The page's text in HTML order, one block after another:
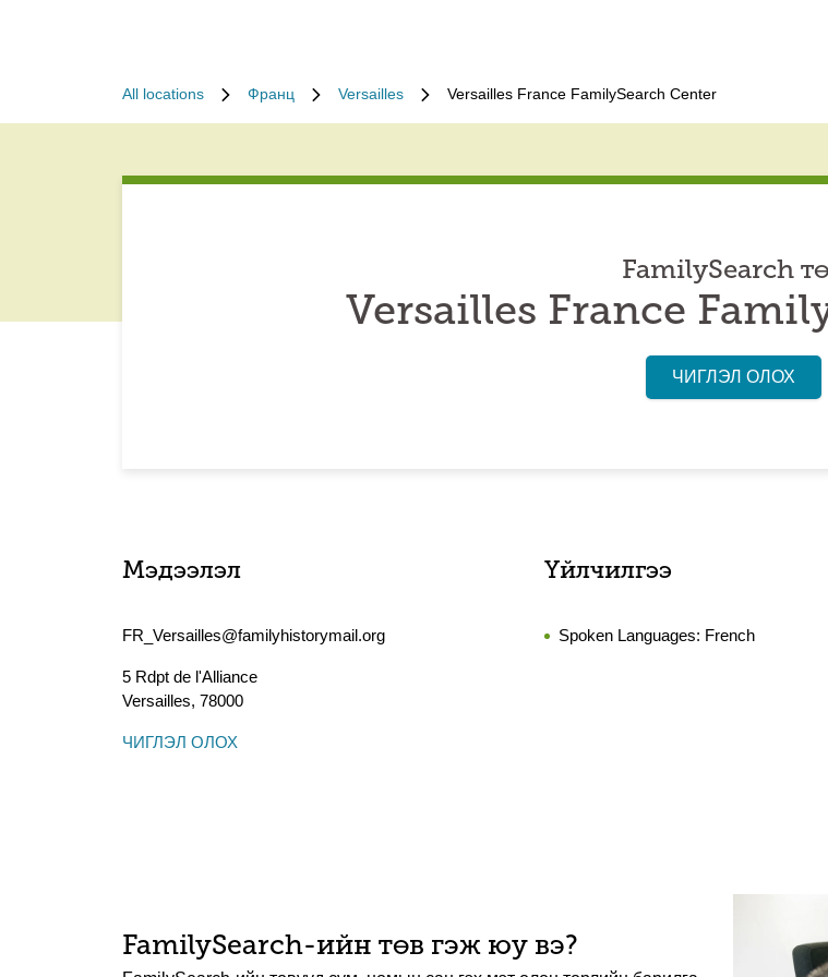
All locations Франц Versailles Versailles France FamilySearch Center
FamilySearch
Versailles France
ЧИГЛЭЛ ОЛОХ
Мэдээлэл
FR_Versailles@familyhistorymail.org
5 Rdpt de l'Alliance
Versailles, 78000
ЧИГЛЭЛ ОЛОХ
Үйлчилгээ
Spoken Languages: French
FamilySearch-ийн төв гэж юу вэ?